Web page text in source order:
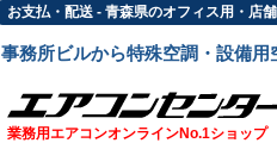
お支払・配送 - 青森県のオフィス用・店
事務所ビルから特殊空調・設備用
業務用エアコンオンラインNo.1ショップ